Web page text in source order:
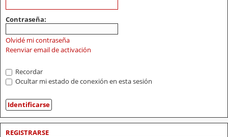
Contraseña:
Olvidé mi contraseña
Reenviar email de activación
Recordar
Ocultar mi estado de conexión en esta sesión
REGISTRARSE